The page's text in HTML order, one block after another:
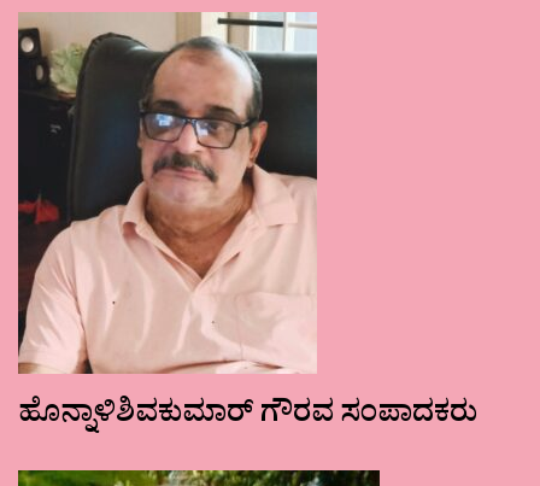
ಹೊನ್ನಾಳಿಶಿವಕುಮಾರ್ ಗೌರವ ಸಂಪಾದಕರು